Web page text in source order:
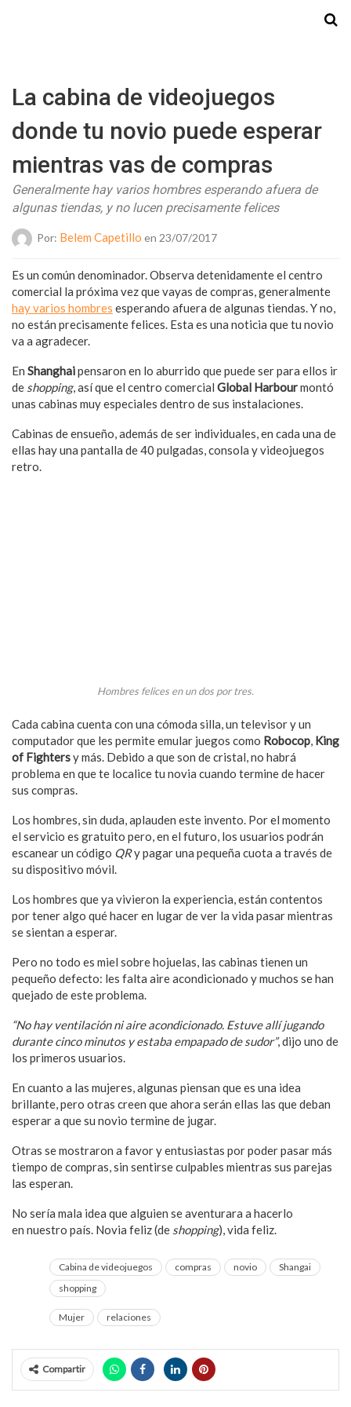
La cabina de videojuegos
donde tu novio puede esperar
mientras vas de compras
Generalmente hay varios hombres esperando afuera de
algunas tiendas, y no lucen precisamente felices
Por: Belem Capetillo en 23/07/2017
Es un común denominador. Observa detenidamente el centro
comercial la próxima vez que vayas de compras, generalmente
hay varios hombres esperando afuera de algunas tiendas. Y no,
no están precisamente felices. Esta es una noticia que tu novio
va a agradecer.
En Shanghaipensaron en lo aburrido que puede ser para ellos ir
de shopping, así que el centro comercial Global Harbourmontó
unas cabinas muy especiales dentro de sus instalaciones.
Cabinas de ensueño, además de ser individuales, en cada una de
ellas hay una pantalla de 40 pulgadas, consola y videojuegos
retro.
Hombres felices en un dos por tres.
Cada cabina cuenta con una cómoda silla, un televisor y un
computador que les permite emular juegos como Robocop, King
of Fightersy más. Debido a que son de cristal, no habrá
problema en que te localice tu novia cuando termine de hacer
sus compras.
Los hombres, sin duda, aplauden este invento. Por el momento
el servicio es gratuito pero, en el futuro, los usuarios podrán
escanear un código QRy pagar una pequeña cuota a través de
su dispositivo móvil.
Los hombres que ya vivieron la experiencia, están contentos
por tener algo qué hacer en lugar de ver la vida pasar mientras
se sientan a esperar.
Pero no todo es miel sobre hojuelas, las cabinas tienen un
pequeño defecto: les falta aire acondicionado y muchos se han
quejado de este problema.
“No hay ventilación ni aire acondicionado. Estuve allí jugando
durante cinco minutos y estaba empapado de sudor”, dijo uno de
los primeros usuarios.
En cuanto a las mujeres, algunas piensan que es una idea
brillante, pero otras creen que ahora serán ellas las que deban
esperar a que su novio termine de jugar.
Otras se mostraron a favor y entusiastas por poder pasar más
tiempo de compras, sin sentirse culpables mientras sus parejas
las esperan.
No sería mala idea que alguien se aventurara a hacerlo
en nuestro país. Novia feliz (de shopping), vida feliz.
Cabina de videojuegos compras novio
Shangai
shopping
Mujer relaciones
Compartir